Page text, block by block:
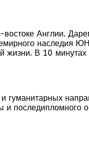
Англии.
наследия
В 10
гуманитарных
последипломного